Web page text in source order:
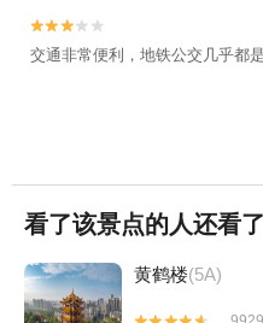


交通非常便利，地铁公交几乎都
看了该景点的人还看了
黄鹤楼(5A)